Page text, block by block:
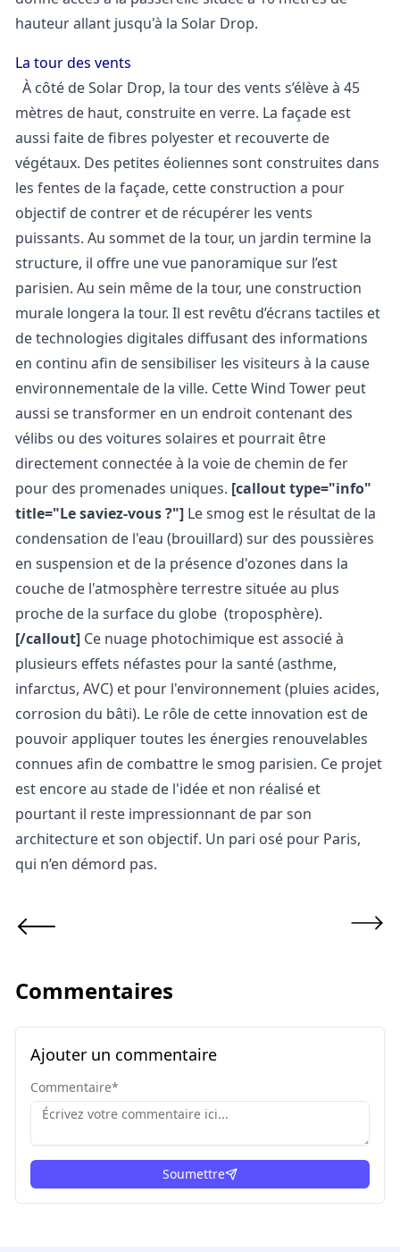
hauteur allant jusqu'à la Solar Drop.
La tour des vents
À côté de Solar Drop, la tour des vents s’élève à 45
mètres de haut, construite en verre. La façade est
aussi faite de fibres polyester et recouverte de
végétaux. Des petites éoliennes sont construites dans
les fentes de la façade, cette construction a pour
objectif de contrer et de récupérer les vents
puissants. Au sommet de la tour, un jardin termine la
structure, il offre une vue panoramique sur l’est
parisien. Au sein même de la tour, une construction
murale longera la tour. Il est revêtu d’écrans tactiles et
de technologies digitales diffusant des informations
en continu afin de sensibiliser les visiteurs à la cause
environnementale de la ville. Cette Wind Tower peut
aussi se transformer en un endroit contenant des
vélibs ou des voitures solaires et pourrait être
directement connectée à la voie de chemin de fer
pour des promenades uniques. [callout type="info"
title="Le saviez-vous ?"] Le smog est le résultat de la
condensation de l'eau (brouillard) sur des poussières
en suspension et de la présence d'ozones dans la
couche de l'atmosphère terrestre située au plus
proche de la surface du globe (troposphère).
[/callout] Ce nuage photochimique est associé à
plusieurs effets néfastes pour la santé (asthme,
infarctus, AVC) et pour l'environnement (pluies acides,
corrosion du bâti). Le rôle de cette innovation est de
pouvoir appliquer toutes les énergies renouvelables
connues afin de combattre le smog parisien. Ce projet
est encore au stade de l'idée et non réalisé et
pourtant il reste impressionnant de par son
architecture et son objectif. Un pari osé pour Paris,
qui n’en démord pas.
Commentaires
Ajouter un commentaire
Commentaire*
Soumettre